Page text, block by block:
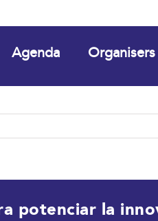
Agenda Organisers
potenciar la